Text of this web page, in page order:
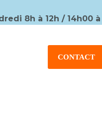
8h à 12h / 14h00
CONTACT